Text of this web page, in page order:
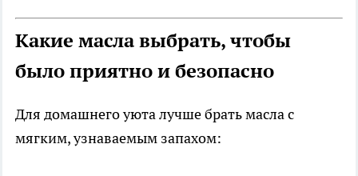
Какие масла выбрать, чтобы
было приятно и безопасно
Для домашнего уюта лучше брать масла с
мягким, узнаваемым запахом: